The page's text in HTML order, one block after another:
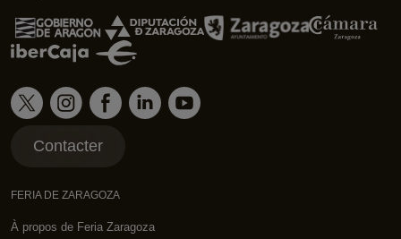
Contacter
FERIA DE ZARAGOZA
À propos de Feria Zaragoza